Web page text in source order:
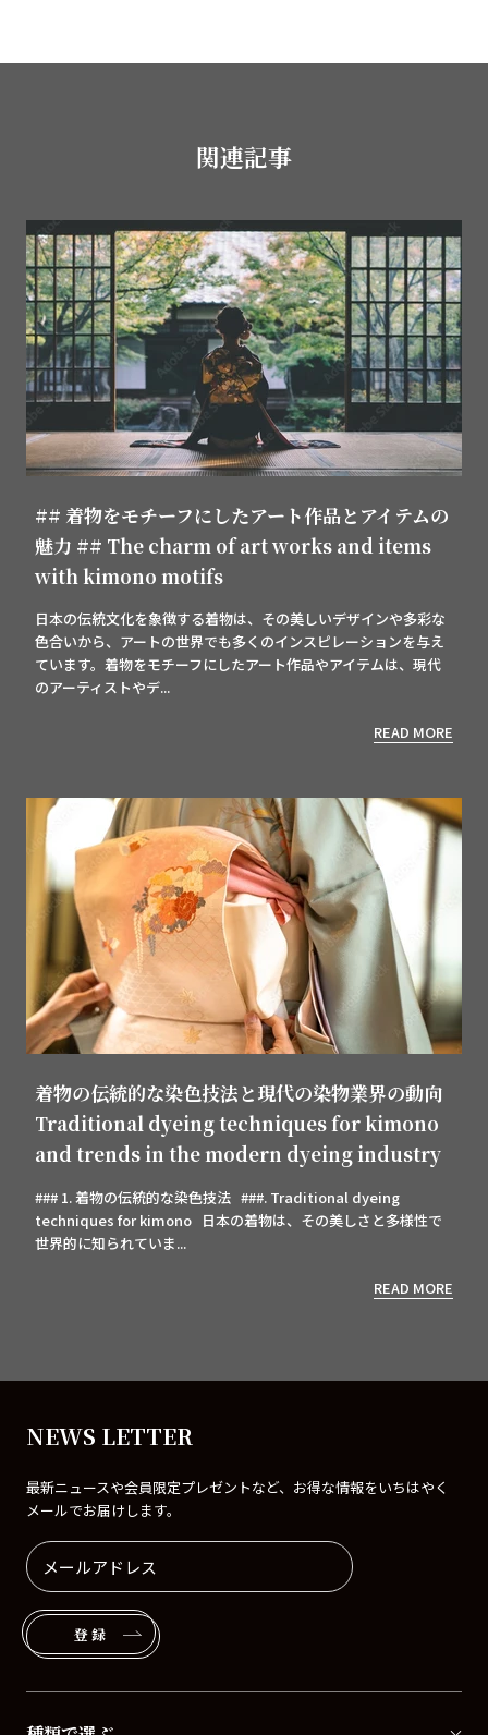
関連記事
## 着物をモチーフにしたアート作品とアイテムの
魅力 ## The charm of art works and items
with kimono motifs
日本の伝統文化を象徴する着物は、その美しいデザインや多彩な
色合いから、アートの世界でも多くのインスピレーションを与え
ています。着物をモチーフにしたアート作品やアイテムは、現代
のアーティストやデ...
READ MORE
着物の伝統的な染色技法と現代の染物業界の動向
Traditional dyeing techniques for kimono
and trends in the modern dyeing industry
### 1. 着物の伝統的な染色技法 ###. Traditional dyeing
techniques for kimono 日本の着物は、その美しさと多様性で
世界的に知られていま...
READ MORE
NEWS LETTER
最新ニュースや会員限定プレゼントなど、お得な情報をいちはやく
メールでお届けします。
登録